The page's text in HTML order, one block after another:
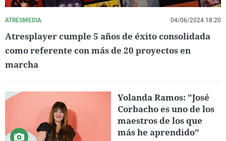
ATRESMEDIA 04/06/2024 18:20
Atresplayer cumple 5 años de éxito consolidada
como referente con más de 20 proyectos en
marcha
Yolanda Ramos: "José
Corbacho es uno de los
maestros de los que
más he aprendido"